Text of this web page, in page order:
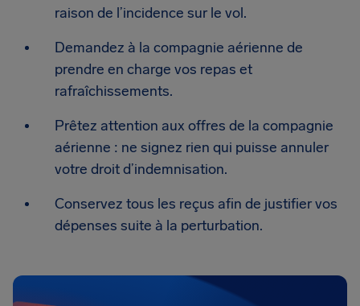
raison de l’incidence sur le vol.
Demandez à la compagnie aérienne de
prendre en charge vos repas et
rafraîchissements.
Prêtez attention aux offres de la compagnie
aérienne : ne signez rien qui puisse annuler
votre droit d’indemnisation.
Conservez tous les reçus afin de justifier vos
dépenses suite à la perturbation.